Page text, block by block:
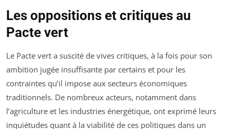
Les oppositions et critiques au
Pacte vert
Le Pacte vert a suscité de vives critiques, à la fois pour son
ambition jugée insuffisante par certains et pour les
contraintes qu’il impose aux secteurs économiques
traditionnels. De nombreux acteurs, notamment dans
l’agriculture et les industries énergétique, ont exprimé leurs
inquiétudes quant à la viabilité de ces politiques dans un